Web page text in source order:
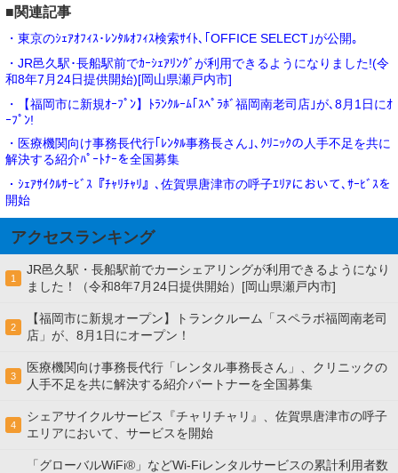
■関連記事
・東京のｼｪｱｵﾌｨｽ･ﾚﾝﾀﾙｵﾌｨｽ検索ｻｲﾄ､｢OFFICE SELECT｣が公開｡
・JR邑久駅･長船駅前でｶｰｼｪｱﾘﾝｸﾞが利用できるようになりました!(令
和8年7月24日提供開始)[岡山県瀬戸内市]
・【福岡市に新規ｵｰﾌﾟﾝ】ﾄﾗﾝｸﾙｰﾑ｢ｽﾍﾟﾗﾎﾞ福岡南老司店｣が､8月1日にｵ
ｰﾌﾟﾝ!
・医療機関向け事務長代行｢ﾚﾝﾀﾙ事務長さん｣､ｸﾘﾆｯｸの人手不足を共に
解決する紹介ﾊﾟｰﾄﾅｰを全国募集
・ｼｪｱｻｲｸﾙｻｰﾋﾞｽ『ﾁｬﾘﾁｬﾘ』､佐賀県唐津市の呼子ｴﾘｱにおいて､ｻｰﾋﾞｽを
開始
アクセスランキング
1
JR邑久駅・長船駅前でカーシェアリングが利用できるようになり
ました！（令和8年7月24日提供開始）[岡山県瀬戸内市]
2
【福岡市に新規オープン】トランクルーム「スペラボ福岡南老司
店」が、8月1日にオープン！
3
医療機関向け事務長代行「レンタル事務長さん」、クリニックの
人手不足を共に解決する紹介パートナーを全国募集
4
シェアサイクルサービス『チャリチャリ』、佐賀県唐津市の呼子
エリアにおいて、サービスを開始
「グローバルWiFi®」などWi-Fiレンタルサービスの累計利用者数